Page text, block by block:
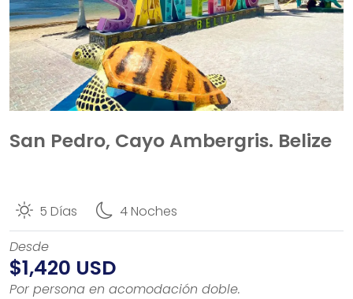
San Pedro, Cayo Ambergris. Belize
5 Días
4 Noches
Desde
$1,420 USD
Por persona en acomodación doble.